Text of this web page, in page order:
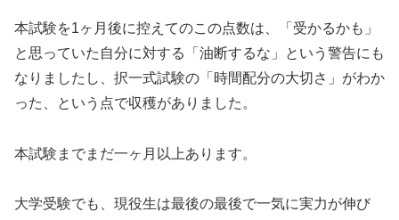
本試験を1ヶ月後に控えてのこの点数は、「受かるかも」
と思っていた自分に対する「油断するな」という警告にも
なりましたし、択一式試験の「時間配分の大切さ」がわか
った、という点で収穫がありました。
本試験までまだ一ヶ月以上あります。
大学受験でも、現役生は最後の最後で一気に実力が伸び